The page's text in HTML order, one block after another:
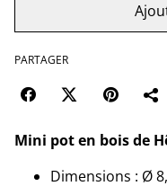
PARTAGER
Mini pot en bois de
Dimensions : Ø